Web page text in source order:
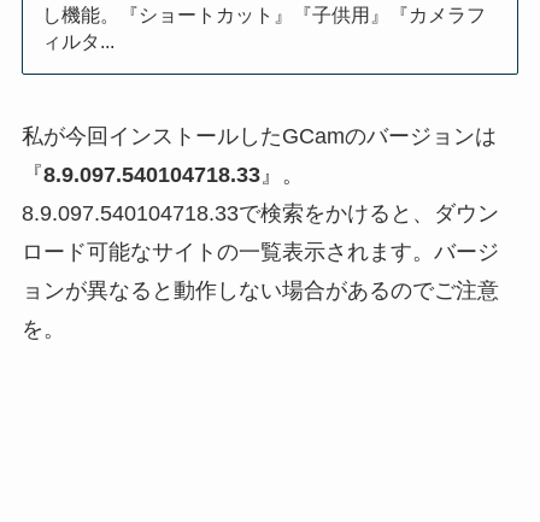
し機能。『ショートカット』『子供用』『カメラフ
ィルタ...
私が今回インストールしたGCamのバージョンは
『8.9.097.540104718.33』。
8.9.097.540104718.33で検索をかけると、ダウン
ロード可能なサイトの一覧表示されます。バージ
ョンが異なると動作しない場合があるのでご注意
を。